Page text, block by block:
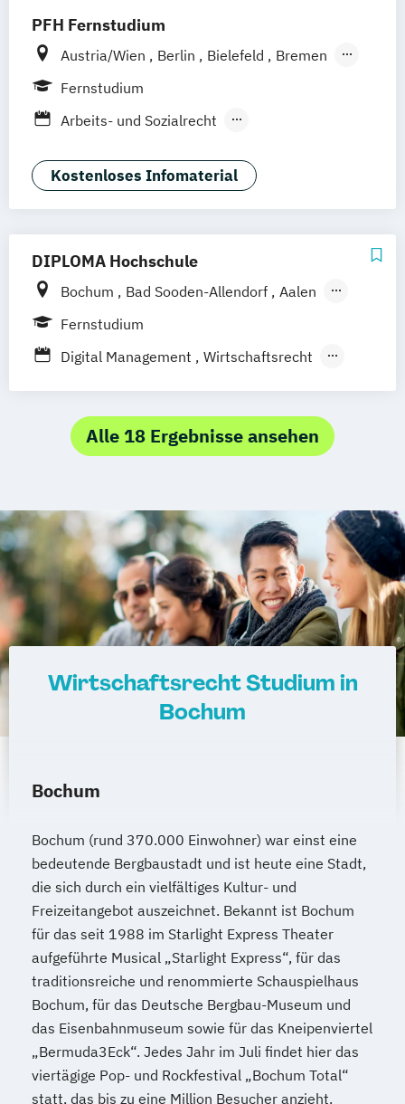
PFH Fernstudium
Austria/Wien Berlin Bielefeld
Bremen
Dortmund
Hamburg Hannover
Kaiserslautern/Kusel Kiel Leipzig
Ludwigshafen/Diez München
Online-Fernstudium Regensburg Stade
Stuttgart Köln
Offenbach bei Frankfurt am Main
Schwarzheide/Oberspreewald-Lausitz bei
Fernstudium
Arbeits- und Sozialrecht
Unternehmensrecht Wirtschaftsrecht
Kostenloses Infomaterial
DIPLOMA Hochschule
Bochum Bad Sooden-Allendorf
Aalen
Baden-Baden
Heilbronn Kassel Leipzig Mannheim
München Kaiserslautern Wiesbaden
Regenstauf Dresden Hoyerswerda
Magdeburg Ostfildern
Online-Campus
Heidelberg
Fernstudium
Digital Management
Wirtschaftsrecht
Alle 18 Ergebnisse ansehen
Wirtschaftsrecht Studium in
Bochum
Bochum
Bochum (rund 370.000 Einwohner) war einst eine
bedeutende Bergbaustadt und ist heute eine Stadt,
die sich durch ein vielfältiges Kultur- und
Freizeitangebot auszeichnet. Bekannt ist Bochum
für das seit 1988 im Starlight Express Theater
aufgeführte Musical „Starlight Express“, für das
traditionsreiche und renommierte Schauspielhaus
Bochum, für das Deutsche Bergbau-Museum und
das Eisenbahnmuseum sowie für das Kneipenviertel
„Bermuda3Eck“. Jedes Jahr im Juli findet hier das
viertägige Pop- und Rockfestival „Bochum Total“
statt, das bis zu eine Million Besucher anzieht.